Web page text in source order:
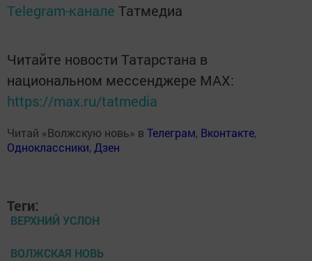
Telegram-канале Татмедиа
Читайте новости Татарстана в
национальном мессенджере MАХ:
https://max.ru/tatmedia
Читай «Волжскую новь» в Телеграм, Вконтакте,
Одноклассники, Дзен
Теги:
ВЕРХНИЙ УСЛОН
ВОЛЖСКАЯ НОВЬ